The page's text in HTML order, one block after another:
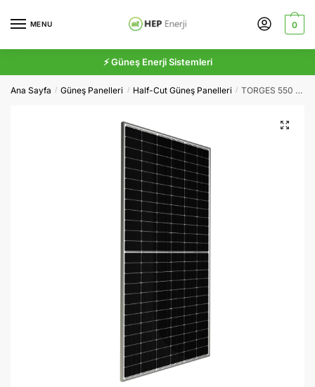
MENU 0
⚡ Güneş Enerji Sistemleri
Ana Sayfa / Güneş Panelleri / Half-Cut Güneş Panelleri / TORGES 550 Wp 144PM10 HC-MB Güneş Paneli
🔍